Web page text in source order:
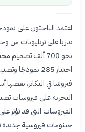
تدربا على تريليونات من
فيروسًا في التكاثر،
التجربة على فيروسات
الفيروسات التي قد تؤثر
جينومات فيروسية جديدة